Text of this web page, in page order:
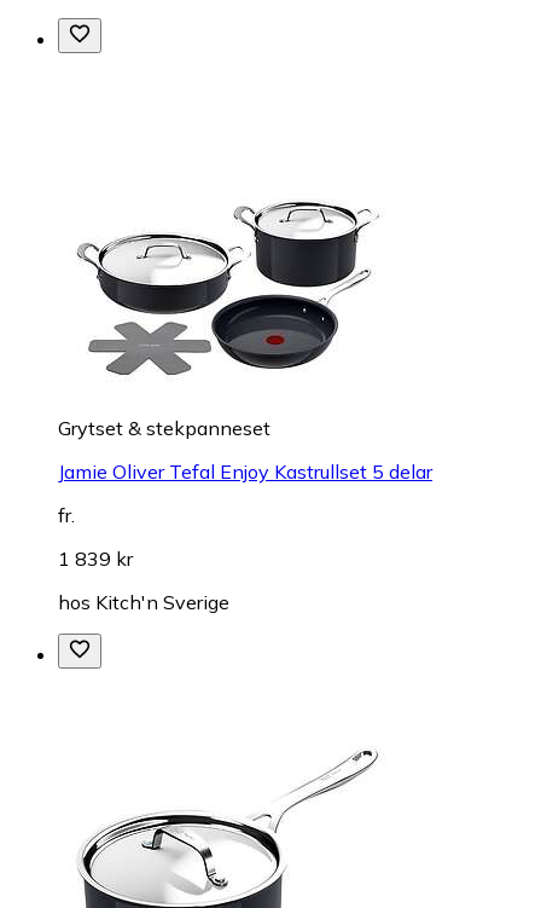
Grytset & stekpanneset
Jamie Oliver Tefal Enjoy Kastrullset 5 delar
fr.
1 839 kr
hos Kitch'n Sverige